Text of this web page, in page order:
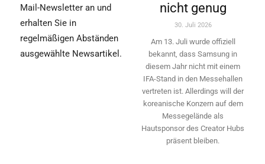
Mail-Newsletter an und
erhalten Sie in
regelmäßigen Abständen
ausgewählte Newsartikel.
nicht genug
30. Juli 2026
Am 13. Juli wurde offiziell
bekannt, dass Samsung in
diesem Jahr nicht mit einem
IFA-Stand in den Messehallen
vertreten ist. Allerdings will ­der
koreanische Konzern auf dem
Messegelände als
Hautsponsor des Creator Hubs
präsent bleiben.